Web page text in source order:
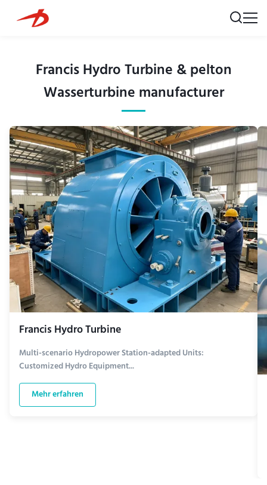
Francis Hydro Turbine & pelton
Wasserturbine manufacturer
Francis Hydro Turbine
Multi-scenario Hydropower Station-adapted Units:
Customized Hydro Equipment...
Mehr erfahren